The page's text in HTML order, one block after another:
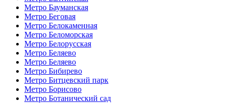
Метро Бауманская
Метро Беговая
Метро Белокаменная
Метро Беломорская
Метро Белорусская
Метро Беляево
Метро Беляево
Метро Бибирево
Метро Битцевский парк
Метро Борисово
Метро Ботанический сад